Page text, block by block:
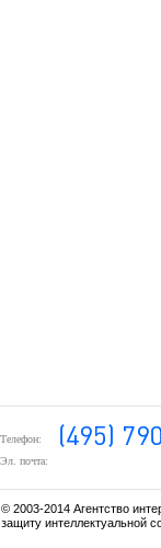
Телефон:
Эл. почта:
© 2003-2014 Агентство
защиту интеллектуальной